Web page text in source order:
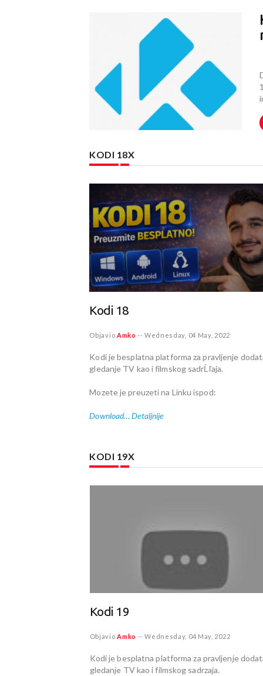
KODI 18X
Kodi 18
Objavio Amko -- Wednesday, 04 May, 2022
Kodi je besplatna platforma za pravljenje
gledanje TV kao i filmskog sadrĹľaja.
Mozete je preuzeti na Linku ispod:
Download…Detaljnije
KODI 19X
Kodi 19
ObjavioAmko -- Wednesday, 04 May, 2022
Kodi je besplatna platforma za pravljenje
gledanje TV kao i filmskog sadrzaja.